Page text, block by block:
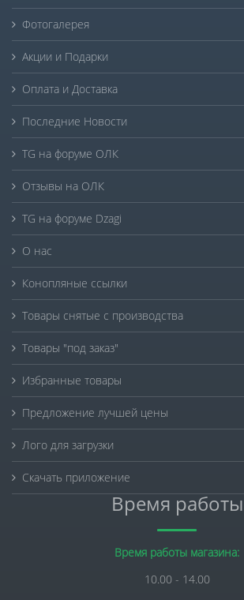
Фотогалерея
Акции и Подарки
Оплата и Доставка
Последние Новости
TG на форуме ОЛК
Отзывы на ОЛК
TG на форуме Dzagi
О нас
Конопляные ссылки
Товары снятые с производства
Товары "под заказ"
Избранные товары
Предложение лучшей цены
Лого для загрузки
Скачать приложение
Время работы
Время работы магазина:
10.00 - 14.00